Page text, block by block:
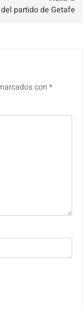
partido de Getafe
con *